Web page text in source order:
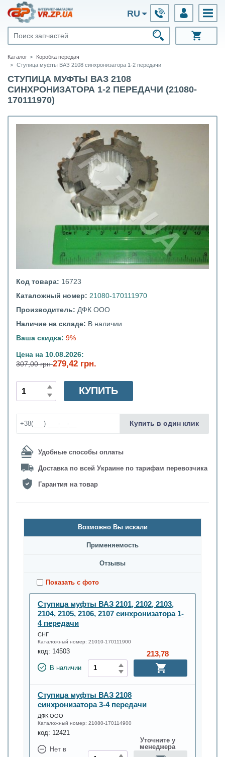
RU
Каталог
Коробка передач
Ступица муфты ВАЗ 2108 синхронизатора 1-2 передачи
СТУПИЦА МУФТЫ ВАЗ 2108
СИНХРОНИЗАТОРА 1-2 ПЕРЕДАЧИ (21080-
170111970)
Код товара: 16723
Каталожный номер: 21080-170111970
Производитель: ДФК ООО
Наличие на складе: В наличии
Ваша скидка: 9%
Цена на 10.08.2026:
307,00 грн279,42 грн.
Удобные способы оплаты
Доставка по всей Украине по тарифам перевозчика
Гарантия на товар
КУПИТЬ
Купить в один клик
Возможно Вы искали
Применяемость
Oтзывы
Показать с фото
Ступица муфты ВАЗ 2101, 2102, 2103,
2104, 2105, 2106, 2107 синхронизатора 1-
4 передачи
СНГ
Каталожный номер: 21010-170111900
код: 14503
В наличии
213,78
Ступица муфты ВАЗ 2108
синхронизатора 3-4 передачи
ДФК ООО
Каталожный номер: 21080-170114900
код: 12421
Нет в
Уточните у
менеджера